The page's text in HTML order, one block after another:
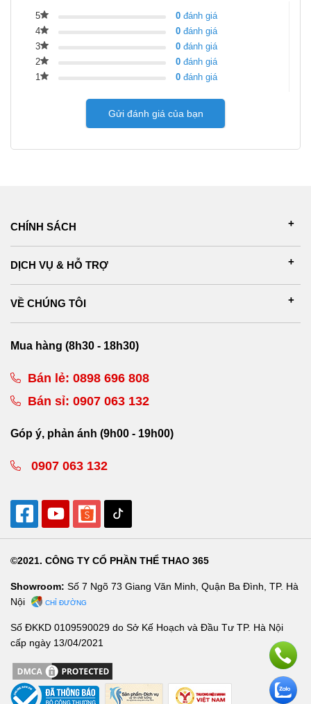
5 0 đánh giá
4
0 đánh giá
3
0 đánh giá
2
0 đánh giá
1
0 đánh giá
Gửi đánh giá của bạn
CHÍNH SÁCH
DỊCH VỤ & HỖ TRỢ
VỀ CHÚNG TÔI
Mua hàng (8h30 - 18h30)
Bán lẻ: 0898 696 808
Bán sỉ: 0907 063 132
Góp ý, phản ánh (9h00 - 19h00)
0907 063 132
©2021. CÔNG TY CỔ PHẦN THỂ THAO 365
Showroom: Số 7 Ngõ 73 Giang Văn Minh, Quận Ba Đình, TP. Hà
Nội
CHỈ ĐƯỜNG
Số ĐKKD 0109590029 do Sở Kế Hoạch và Đầu Tư TP. Hà Nội
cấp ngày 13/04/2021